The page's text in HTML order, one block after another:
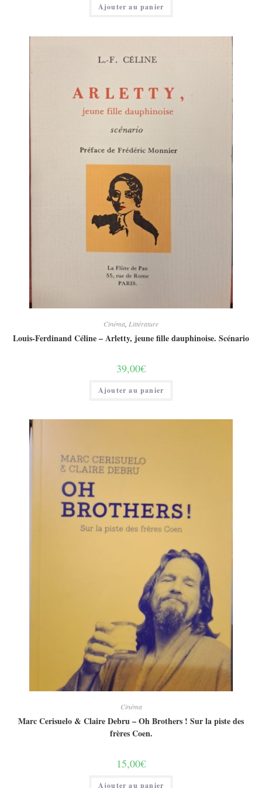
Ajouter au panier
Cinéma Littérature
Louis-Ferdinand Céline – Arletty, jeune fille dauphinoise. Scénario
39,00€
Ajouter au panier
Cinéma
Marc Cerisuelo & Claire Debru – Oh Brothers ! Sur la piste des
frères Coen.
15,00€
Ajouter au panier